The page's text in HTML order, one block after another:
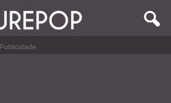
Publicidade